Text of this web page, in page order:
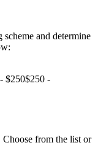
and determine
$250$250 -
from the list or